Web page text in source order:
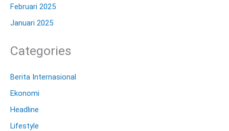
Februari 2025
Januari 2025
Categories
Berita Internasional
Ekonomi
Headline
Lifestyle